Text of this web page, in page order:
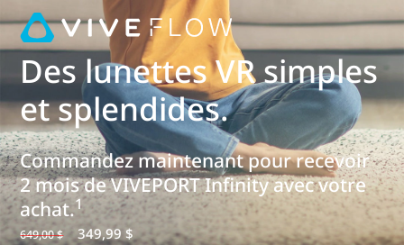
Metaverse
|
VIVE
Canada
Français
Des lunettes VR simples
et splendides.
Commandez maintenant pour recevoir
2 mois de VIVEPORT Infinity avec votre
achat.1
649,00 $ 349,99 $